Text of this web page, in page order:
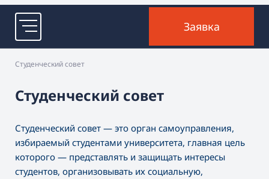
Заявка
Студенческий совет
Студенческий совет
Студенческий совет — это орган самоуправления,
избираемый студентами университета, главная цель
которого — представлять и защищать интересы
студентов, организовывать их социальную,